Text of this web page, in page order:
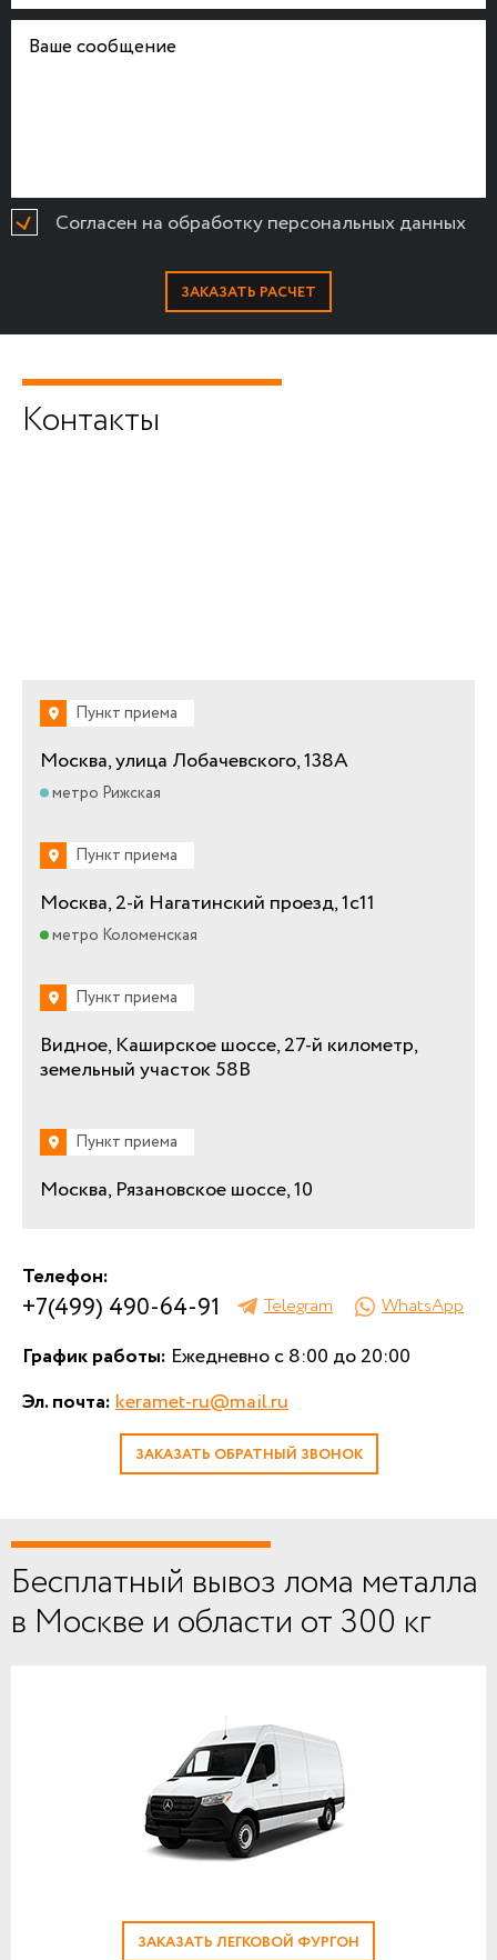
Согласен на обработку персональных данных
Контакты
Пункт приема
Москва, улица Лобачевского, 138А
метро Рижская
Пункт приема
Москва, 2-й Нагатинский проезд, 1с11
метро Коломенская
Пункт приема
Видное, Каширское шоссе, 27-й километр,
земельный участок 58В
Пункт приема
Москва, Рязановское шоссе, 10
Телефон:
+7(499) 490-64-91 Telegram WhatsApp
График работы: Ежедневно с 8:00 до 20:00
Эл. почта:keramet-ru@mail.ru
ЗАКАЗАТЬ ОБРАТНЫЙ ЗВОНОК
Бесплатный вывоз лома металла
в Москве и области от 300 кг
ЗАКАЗАТЬ ЛЕГКОВОЙ ФУРГОН